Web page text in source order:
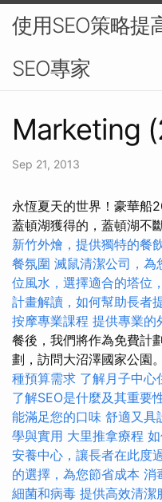
使用SEO策略提
SEO專家
Marketing
Sep 21, 2013
永恆夏天的世界！豪華
蓋頓湖獲得的，蓋頓湖不
新竹外燴，提供獨特的餐
餐氛圍 滅鼠清潔公司，為
位風水，選擇適合的塔位
計畫解讀，如何幫助長者
按摩專業課程 提供專業的
餐後，我們將作為免費計
劃，訪問大沼澤國家公園。
種預算需求 了解月子中心
了解SEO是什麼及其重要
能滿足您的口味 舒適又具
學與實用 大里推拿療程
安養中心，讓長者在此度
的選擇，為您節省成本 消
細菌和病毒 提供高效清潔